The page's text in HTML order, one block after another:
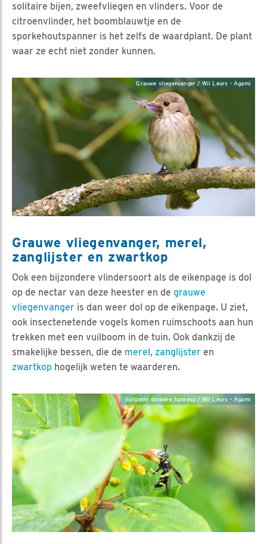
solitaire bijen, zweefvliegen en vlinders. Voor de
citroenvlinder, het boomblauwtje en de
sporkehoutspanner is het zelfs de waardplant. De plant
waar ze echt niet zonder kunnen.
Grauwe vliegenvanger / Wil Leurs - Agami
Grauwe vliegenvanger, merel,
zanglijster en zwartkop
Ook een bijzondere vlindersoort als de eikenpage is dol
op de nectar van deze heester en de grauwe
vliegenvanger is dan weer dol op de eikenpage. U ziet,
ook insectenetende vogels komen ruimschoots aan hun
trekken met een vuilboom in de tuin. Ook dankzij de
smakelijke bessen, die de merel, zanglijster en
zwartkop hogelijk weten te waarderen.
Vuilboom donkere fopwesp / Wil Leurs - Agami